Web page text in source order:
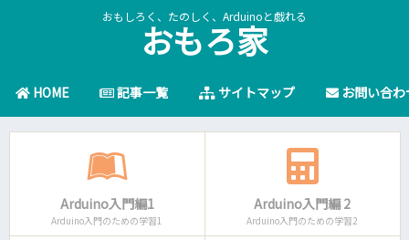
おもしろく、たのしく、Arduinoと戯れる
おもろ家
HOME 記事一覧 サイトマップ お問い合わ
Arduino入門編1
Arduino入門のための学習1
Arduino入門編 2
Arduino入門のための学習2